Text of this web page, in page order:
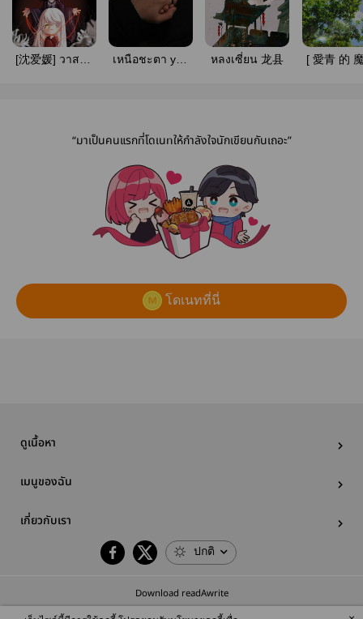
[沈爱媛] วาสนา
เหนือชะตา you
หลงเซี่ยน 龙县
[ 愛青 的
“มาเป็นคนแรกที่โดเนทให้กำลังใจนักเขียนกันเถอะ”
โดเนทที่นี่
ดูเนื้อหา
เมนูของฉัน
เกี่ยวกับเรา
ปกติ
Download readAwrite